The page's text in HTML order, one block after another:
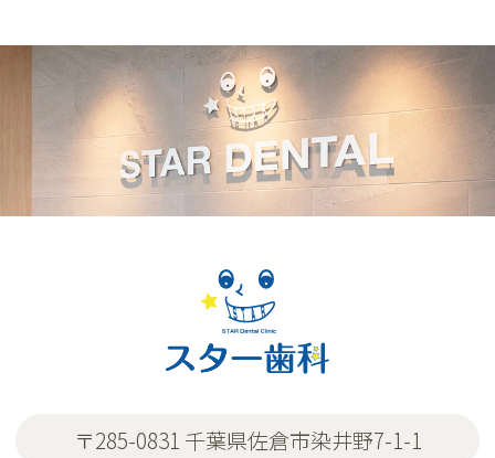
〒285-0831 千葉県佐倉市染井野7-1-1